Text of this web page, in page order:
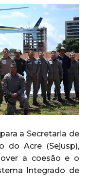
a Secretaria de
do Acre (Sejusp),
a coesão e o
Integrado de